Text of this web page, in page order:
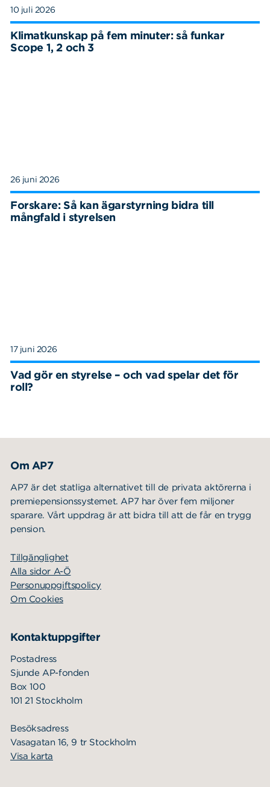
10 juli 2026
Klimatkunskap på fem minuter: så funkar
Scope 1, 2 och 3
26 juni 2026
Forskare: Så kan ägarstyrning bidra till
mångfald i styrelsen
17 juni 2026
Vad gör en styrelse – och vad spelar det för
roll?
Om AP7
AP7 är det statliga alternativet till de privata aktörerna i
premiepensionssystemet. AP7 har över fem miljoner
sparare. Vårt uppdrag är att bidra till att de får en trygg
pension.
Tillgänglighet
Alla sidor A-Ö
Personuppgiftspolicy
Om Cookies
Kontaktuppgifter
Postadress
Sjunde AP-fonden
Box 100
101 21 Stockholm
Besöksadress
Vasagatan 16, 9 tr Stockholm
Visa karta